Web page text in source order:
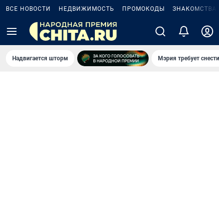
ВСЕ НОВОСТИ НЕДВИЖИМОСТЬ ПРОМОКОДЫ ЗНАКОМСТВА
Надвигается шторм Мэрия требует